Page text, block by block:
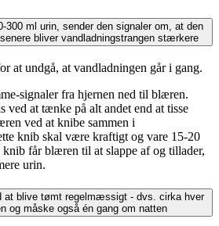
300 ml urin, sender den signaler om, at den
bliver vandladningstrangen stærkere
at undgå, at vandladningen går i gang.
signaler fra hjernen ned til blæren.
ved at tænke på alt andet end at tisse
ved at knibe sammen i
knib skal være kraftigt og vare 15-20
knib får blæren til at slappe af og tillader,
urin.
at blive tømt regelmæssigt - dvs. cirka hver
og måske også én gang om natten